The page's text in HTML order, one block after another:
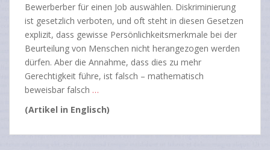
Bewerberber für einen Job auswählen. Diskriminierung
ist gesetzlich verboten, und oft steht in diesen Gesetzen
explizit, dass gewisse Persönlichkeitsmerkmale bei der
Beurteilung von Menschen nicht herangezogen werden
dürfen. Aber die Annahme, dass dies zu mehr
Gerechtigkeit führe, ist falsch – mathematisch
beweisbar falsch …
(Artikel in Englisch)